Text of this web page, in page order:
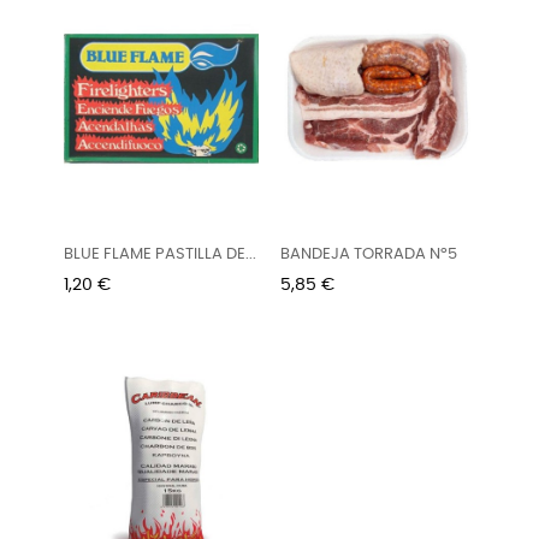
BLUE FLAME PASTILLA DE...
Precio
1,20 €
BANDEJA TORRADA Nº5
Precio
5,85 €